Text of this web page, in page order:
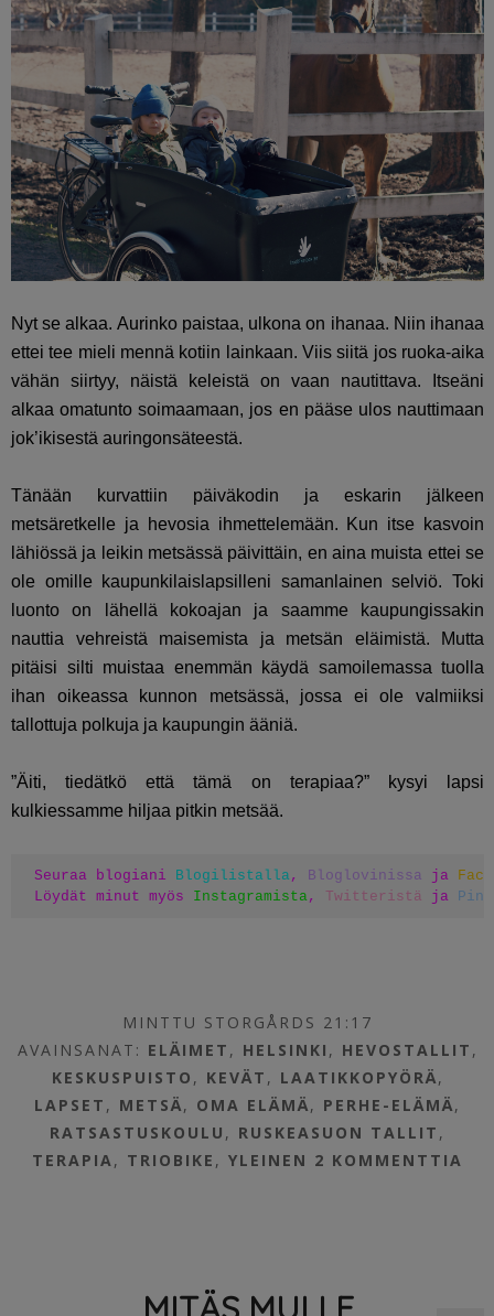
Nyt se alkaa. Aurinko paistaa, ulkona on ihanaa. Niin ihanaa
ettei tee mieli mennä kotiin lainkaan. Viis siitä jos ruoka-aika
vähän siirtyy, näistä keleistä on vaan nautittava. Itseäni
alkaa omatunto soimaamaan, jos en pääse ulos nauttimaan
jok’ikisestä auringonsäteestä.
Tänään kurvattiin päiväkodin ja eskarin jälkeen
metsäretkelle ja hevosia ihmettelemään. Kun itse kasvoin
lähiössä ja leikin metsässä päivittäin, en aina muista ettei se
ole omille kaupunkilaislapsilleni samanlainen selviö. Toki
luonto on lähellä kokoajan ja saamme kaupungissakin
nauttia vehreistä maisemista ja metsän eläimistä. Mutta
pitäisi silti muistaa enemmän käydä samoilemassa tuolla
ihan oikeassa kunnon metsässä, jossa ei ole valmiiksi
tallottuja polkuja ja kaupungin ääniä.
”Äiti, tiedätkö että tämä on terapiaa?” kysyi lapsi
kulkiessamme hiljaa pitkin metsää.
Seuraa blogiani Blogilistalla, Bloglovinissa ja
Löydät minut myös Instagramista, Twitteristä ja
MINTTU STORGÅRDS 21:17
AVAINSANAT: ELÄIMET , HELSINKI , HEVOSTALLIT ,
KESKUSPUISTO , KEVÄT , LAATIKKOPYÖRÄ,
LAPSET , METSÄ, OMA ELÄMÄ, PERHE-ELÄMÄ,
RATSASTUSKOULU , RUSKEASUON TALLIT ,
TERAPIA, TRIOBIKE ,YLEINEN 2 KOMMENTTIA